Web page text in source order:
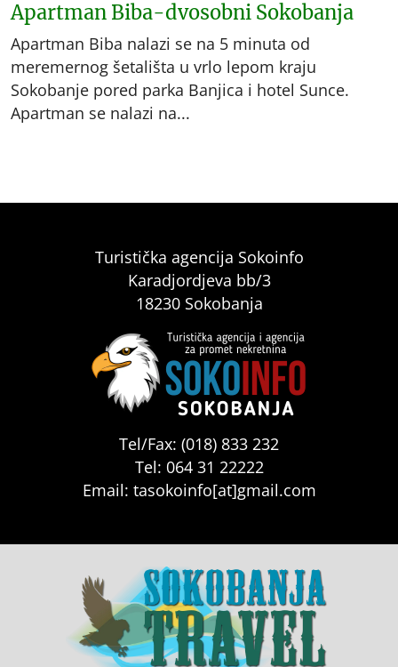
Apartman Biba-dvosobni Sokobanja
Apartman Biba nalazi se na 5 minuta od
meremernog šetališta u vrlo lepom kraju
Sokobanje pored parka Banjica i hotel Sunce.
Apartman se nalazi na...
Turistička agencija Sokoinfo
Karadjordjeva bb/3
18230 Sokobanja
Tel/Fax: (018) 833 232
Tel: 064 31 22222
Email: tasokoinfo[at]gmail.com